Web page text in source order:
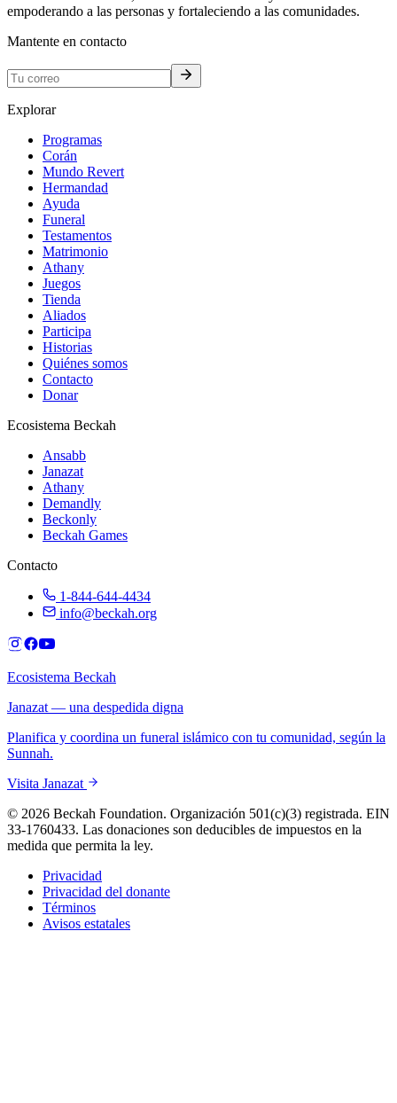
empoderando a las personas y fortaleciendo a las comunidades.
Mantente en contacto
Explorar
Programas
Corán
Mundo Revert
Hermandad
Ayuda
Funeral
Testamentos
Matrimonio
Athany
Juegos
Tienda
Aliados
Participa
Historias
Quiénes somos
Contacto
Donar
Ecosistema Beckah
Ansabb
Janazat
Athany
Demandly
Beckonly
Beckah Games
Contacto
1-844-644-4434
info@beckah.org
Ecosistema Beckah
Janazat — una despedida digna
Planifica y coordina un funeral islámico con tu comunidad, según la
Sunnah.
Visita Janazat
© 2026 Beckah Foundation. Organización 501(c)(3) registrada. EIN
33-1760433. Las donaciones son deducibles de impuestos en la
medida que permita la ley.
Privacidad
Privacidad del donante
Términos
Avisos estatales